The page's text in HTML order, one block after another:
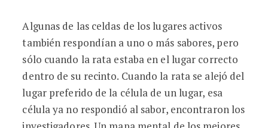
Algunas de las celdas de los lugares activos
también respondían a uno o más sabores, pero
sólo cuando la rata estaba en el lugar correcto
dentro de su recinto. Cuando la rata se alejó del
lugar preferido de la célula de un lugar, esa
célula ya no respondió al sabor, encontraron los